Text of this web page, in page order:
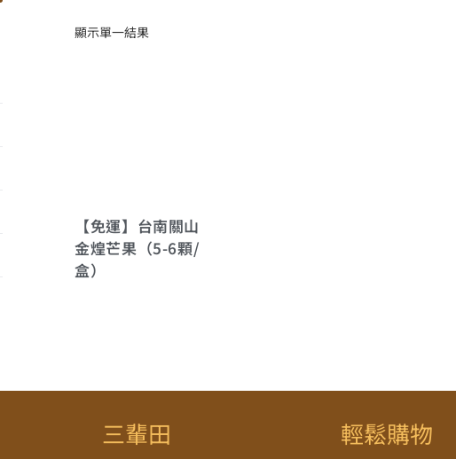
顯示單一結果
【免運】台南關山
金煌芒果（5-6顆/
盒）
三輩田 輕鬆購物